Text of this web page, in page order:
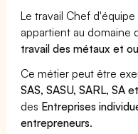
Le travail Chef
appartient au domaine
travail des métaux et
Ce métier peut être
SAS, SASU, SARL, SA
des Entreprises
entrepreneurs.